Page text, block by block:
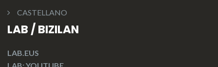
CASTELLANO
LAB / BIZILAN
LAB.EUS
LAB: YOUTUBE